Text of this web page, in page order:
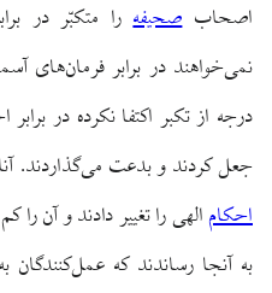
اصحابصحیفهرا متکبّر در
نمی‌خواهند در برابر فرمان‌های
درجه از تکبر اکتفا نکرده در
جعل کردند و بدعت می‌گذاردند.
احکامالهی را تغییر دادند و آن را
به آنجا رساندند که عمل‌کنندگان